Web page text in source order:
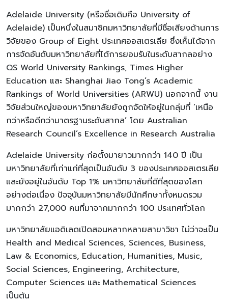
Adelaide University (หรือชื่อเดิมคือ University of
Adelaide) เป็นหนึ่งในสมาชิกมหาวิทยาลัยที่มีชื่อเสียงด้านการ
วิจัยของ Group of Eight ประเทศออสเตรเลีย ซึ่งเห็นได้จาก
การจัดอันดับมหาวิทยาลัยที่ได้การยอมรับในระดับสากลอย่าง
QS World University Rankings, Times Higher
Education และ Shanghai Jiao Tong’s Academic
Rankings of World Universities (ARWU) นอกจากนี้ งาน
วิจัยส่วนใหญ่ของมหาวิทยาลัยยังถูกจัดให้อยู่ในกลุ่มที่ ‘เหนือ
กว่าหรือดีกว่ามาตรฐานระดับสากล’ โดย Australian
Research Council’s Excellence in Research Australia
Adelaide University ก่อตั้งมายาวมากกว่า 140 ปี เป็น
มหาวิทยาลัยที่เก่าแก่ที่สุดเป็นอันดับ 3 ของประเทศออสเตรเลีย
และยังอยู่ในอันดับ Top 1% มหาวิทยาลัยที่ดีที่สุดของโลก
อย่างต่อเนื่อง ปัจจุบันมหาวิทยาลัยมีนักศึกษาทั้งหมดรวม
มากกว่า 27,000 คนที่มาจากมากกว่า 100 ประเทศทั่วโลก
มหาวิทยาลัยแอดิเลดเปิดสอนหลากหลายสาขาวิชา ไม่ว่าจะเป็น
Health and Medical Sciences, Sciences, Business,
Law & Economics, Education, Humanities, Music,
Social Sciences, Engineering, Architecture,
Computer Sciences และ Mathematical Sciences
เป็นต้น